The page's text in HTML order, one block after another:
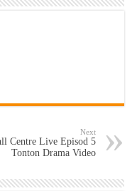
Next
Centre Live Episod 5
Tonton Drama Video